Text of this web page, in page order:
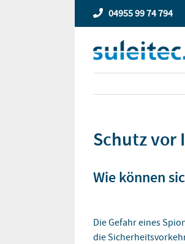
04955 99 74 794
Schutz vor
Wie können
Die Gefahr eines
die